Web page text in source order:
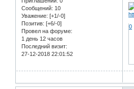
Сообщений: 10
Уважение: [+1/-0]
Позитив: [+6/-0]
Провел на форуме:
1 день 12 часов
Последний визит:
27-12-2018 22:01:52
0